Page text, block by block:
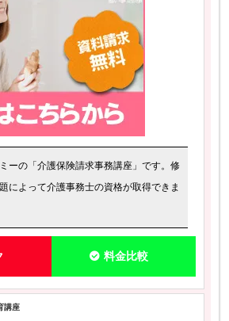
ーの「介護保険請求事務講座」です。修
によって介護事務士の資格が取得できま
料金比較
講座